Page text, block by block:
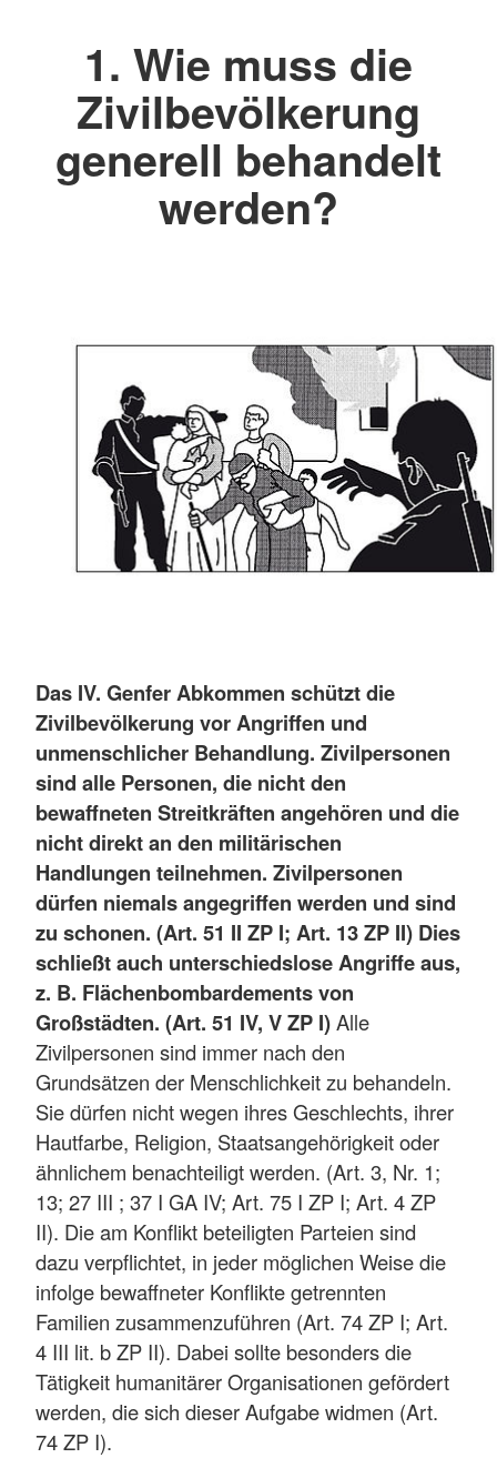
1. Wie muss die
Zivilbevölkerung
generell behandelt
werden?
Das IV. Genfer Abkommen schützt die
Zivilbevölkerung vor Angriffen und
unmenschlicher Behandlung. Zivilpersonen
sind alle Personen, die nicht den
bewaffneten Streitkräften angehören und die
nicht direkt an den militärischen
Handlungen teilnehmen. Zivilpersonen
dürfen niemals angegriffen werden und sind
zu schonen. (Art. 51 II ZP I; Art. 13 ZP II) Dies
schließt auch unterschiedslose Angriffe aus,
z. B. Flächenbombardements von
Großstädten. (Art. 51 IV, V ZP I)Alle
Zivilpersonen sind immer nach den
Grundsätzen der Menschlichkeit zu behandeln.
Sie dürfen nicht wegen ihres Geschlechts, ihrer
Hautfarbe, Religion, Staatsangehörigkeit oder
ähnlichem benachteiligt werden. (Art. 3, Nr. 1;
13; 27 III ; 37 I GA IV; Art. 75 I ZP I; Art. 4 ZP
II). Die am Konflikt beteiligten Parteien sind
dazu verpflichtet, in jeder möglichen Weise die
infolge bewaffneter Konflikte getrennten
Familien zusammenzuführen (Art. 74 ZP I; Art.
4 III lit. b ZP II). Dabei sollte besonders die
Tätigkeit humanitärer Organisationen gefördert
werden, die sich dieser Aufgabe widmen (Art.
74 ZP I).